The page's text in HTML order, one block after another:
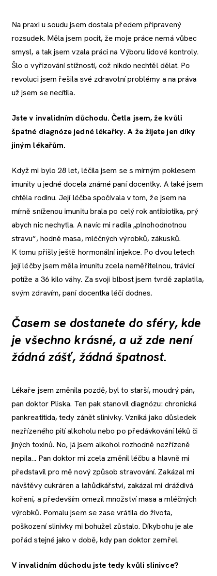
Na praxi u soudu jsem dostala předem připravený
rozsudek. Měla jsem pocit, že moje práce nemá vůbec
smysl, a tak jsem vzala práci na Výboru lidové kontroly.
Šlo o vyřizování stížností, což nikdo nechtěl dělat. Po
revoluci jsem řešila své zdravotní problémy a na práva
už jsem se necítila.
Jste v invalidním důchodu. Četla jsem, že kvůli
špatné diagnóze jedné lékařky. A že žijete jen díky
jiným lékařům.
Když mi bylo 28 let, léčila jsem se s mírným poklesem
imunity u jedné docela známé paní docentky. A také jsem
chtěla rodinu. Její léčba spočívala v tom, že jsem na
mírně sníženou imunitu brala po celý rok antibiotika, prý
abych nic nechytla. A navíc mi radila „plnohodnotnou
stravu“, hodně masa, mléčných výrobků, zákusků.
K tomu přišly ještě hormonální injekce. Po dvou letech
její léčby jsem měla imunitu zcela neměřitelnou, trávicí
potíže a 36 kilo váhy. Za svoji blbost jsem tvrdě zaplatila,
svým zdravím, paní docentka léčí dodnes.
Časem se dostanete do sféry, kde
je všechno krásné, a už zde není
žádná zášť, žádná špatnost.
Lékaře jsem změnila pozdě, byl to starší, moudrý pán,
pan doktor Pliska. Ten pak stanovil diagnózu: chronická
pankreatitida, tedy zánět slinivky. Vzniká jako důsledek
nezřízeného pití alkoholu nebo po předávkování léků či
jiných toxinů. No, já jsem alkohol rozhodně nezřízeně
nepila... Pan doktor mi zcela změnil léčbu a hlavně mi
představil pro mě nový způsob stravování. Zakázal mi
návštěvy cukráren a lahůdkářství, zakázal mi dráždivá
koření, a především omezil množství masa a mléčných
výrobků. Pomalu jsem se zase vrátila do života,
poškození slinivky mi bohužel zůstalo. Díkybohu je ale
pořád stejné jako v době, kdy pan doktor zemřel.
V invalidním důchodu jste tedy kvůli slinivce?